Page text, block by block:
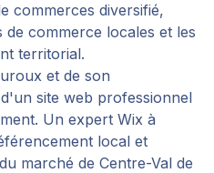
commerces diversifié,
commerce locales et les
territorial.
et de son
site web professionnel
Un expert Wix à
local et
marché de Centre-Val de